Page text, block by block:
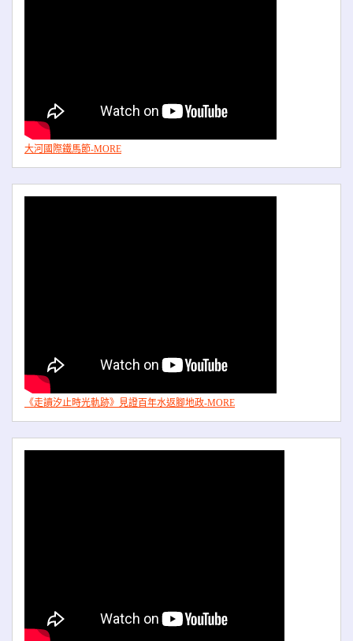
大河國際鐵馬節-MORE
《走讀汐止時光軌跡》見證百年水返腳地政-MORE